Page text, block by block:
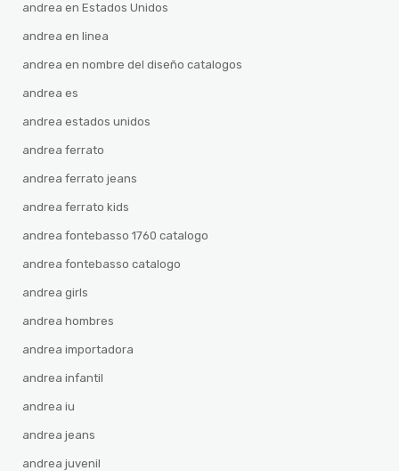
andrea en Estados Unidos
andrea en linea
andrea en nombre del diseño catalogos
andrea es
andrea estados unidos
andrea ferrato
andrea ferrato jeans
andrea ferrato kids
andrea fontebasso 1760 catalogo
andrea fontebasso catalogo
andrea girls
andrea hombres
andrea importadora
andrea infantil
andrea iu
andrea jeans
andrea juvenil